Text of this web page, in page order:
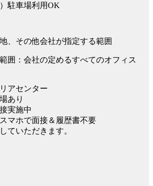
駐車場利用OK
、その他会社が指定する範囲
囲：会社の定めるすべてのオフィス
アセンター
あり
実施中
マホで面接＆履歴書不要
ていただきます。